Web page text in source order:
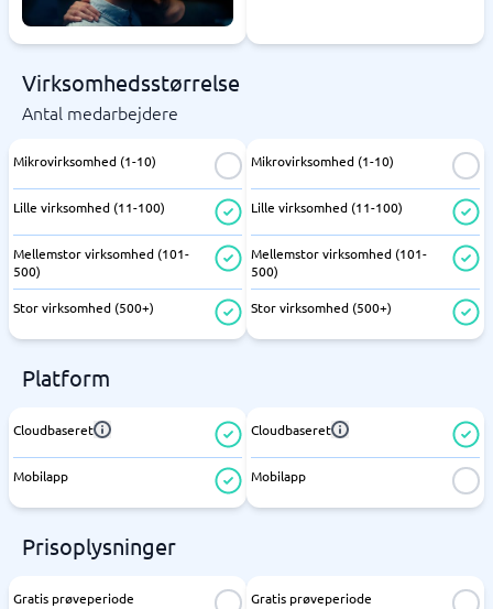
Virksomhedsstørrelse
Antal medarbejdere
Mikrovirksomhed (1-10)
Lille virksomhed (11-100)
Mellemstor virksomhed (101-
500)
Stor virksomhed (500+)
Mikrovirksomhed (1-10)
Lille virksomhed (11-100)
Mellemstor virksomhed (101-
500)
Stor virksomhed (500+)
Platform
Cloudbaseret
Mobilapp
Cloudbaseret
Mobilapp
Prisoplysninger
Gratis prøveperiode Gratis prøveperiode